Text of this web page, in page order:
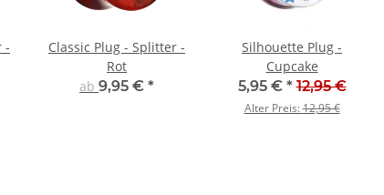
-
Classic Plug - Splitter -
Rot
ab 9,95 € *
Silhouette Plug -
Cupcake
5,95 € * 12,95 €
Alter Preis:12,95 €